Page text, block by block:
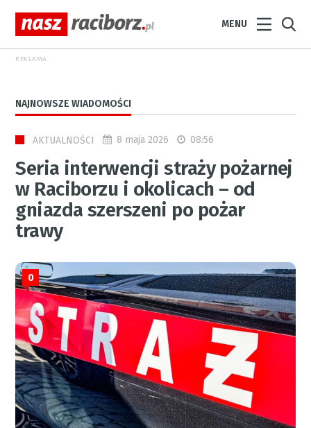
MENU
REKLAMA
NAJNOWSZE WIADOMOŚCI
AKTUALNOŚCI 8 maja 2026 08:56
Seria interwencji straży pożarnej
w Raciborzu i okolicach – od
gniazda szerszeni po pożar
trawy
0